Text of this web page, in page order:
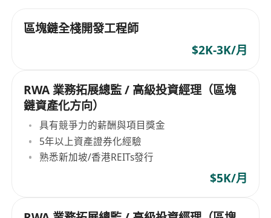
區塊鏈全棧開發工程師
$2K-3K/月
RWA 業務拓展總監 / 高級投資經理（區塊
鏈資產化方向）
具有競爭力的薪酬與項目獎金
5年以上資產證券化經驗
熟悉新加坡/香港REITs發行
$5K/月